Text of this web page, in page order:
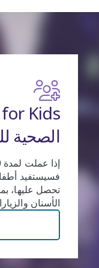
الصحية
فسيستفيد
تحصل عليها،
الأسنان